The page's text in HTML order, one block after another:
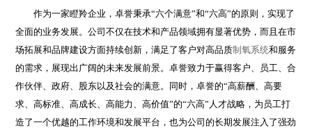
作为一家瞪羚企业，卓誉秉承“六个满意”和“六高”的原则，实现了
全面的业务发展。公司不仅在技术和产品领域拥有显著优势，而且在市
场拓展和品牌建设方面持续创新，满足了客户对高品质制氧系统和服务
的需求，展现出广阔的未来发展前景。卓誉致力于赢得客户、员工、合
作伙伴、政府、股东以及社会的满意。同时，卓誉的“高薪酬、高要
求、高标准、高成长、高能力、高价值”的“六高”人才战略，为员工打
造了一个优越的工作环境和发展平台，也为公司的长期发展注入了强劲